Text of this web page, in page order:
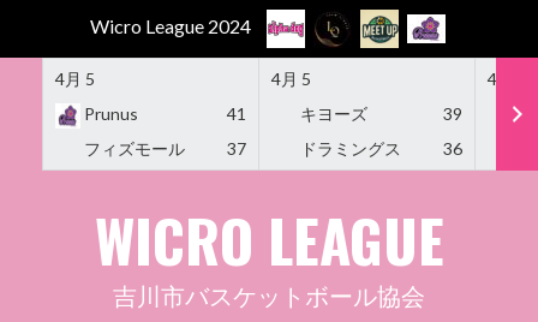
Wicro League 2024
4月 5
Prunus
41
フィズモール
37
4月 5
キヨーズ
39
ドラミングス
36
4月 5
WICRO LEAGUE
吉川市バスケットボール協会